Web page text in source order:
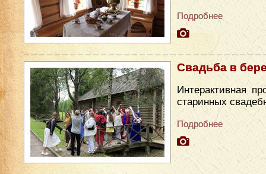
Подробнее
Свадьба в
Интерактивная
старинных
Подробнее